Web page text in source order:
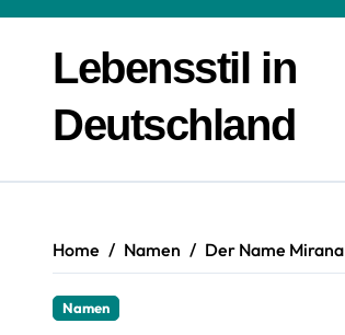
springenLebensstil in
Deutschland
Home Namen Der Name Mirana
Namen